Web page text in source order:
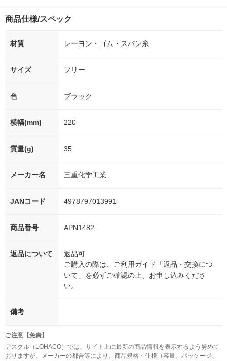
シ） オリジナル
商品仕様/スペック
材質 レーヨン・ゴム・スパン糸
サイズ フリー
色 ブラック
横幅(mm) 220
質量(g) 35
メーカー名 三重化学工業
JANコード 4978797013991
商品番号 APN1482
返品について
返品可
ご購入の際は、ご利用ガイド「返品・交換につ
いて」を必ずご確認の上、お申し込みくださ
い。
備考
ご注意【免責】
アスクル（LOHACO）では、サイト上に最新の商品情報を表示するよう努めて
おりますが、メーカーの都合等により、商品規格・仕様（容量、パッケージ、